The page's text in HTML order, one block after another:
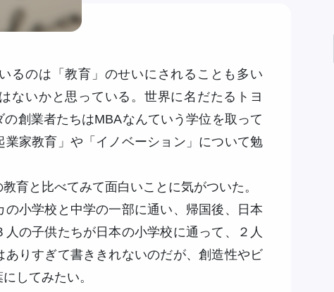
るのは「教育」のせいにされることも多い
ないかと思っている。世界に名だたるトヨ
創業者たちはMBAなんていう学位を取って
家教育」や「イノベーション」について勉
育と比べてみて面白いことに気がついた。
小学校と中学の一部に通い、帰国後、日本
の子供たちが日本の小学校に通って、２人
りすぎて書ききれないのだが、創造性やビ
してみたい。